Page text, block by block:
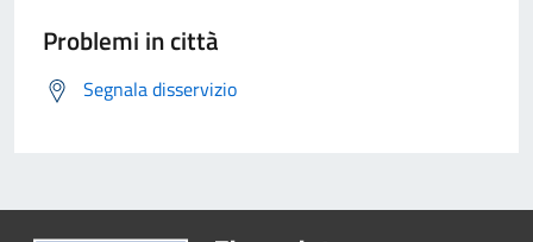
Problemi in città
Segnala disservizio